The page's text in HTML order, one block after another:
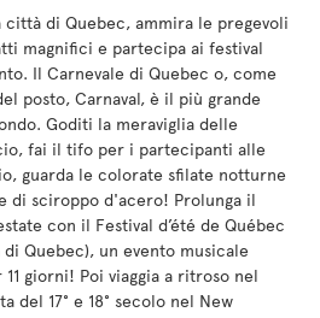
di Quebec, ammira le pregevoli
magnifici e partecipa ai festival
Il Carnevale di Quebec o, come
posto, Carnaval, è il più grande
Goditi la meraviglia delle
fai il tifo per i partecipanti alle
guarda le colorate sfilate notturne
di sciroppo d'acero! Prolunga il
con il Festival d’été de Québec
Quebec), un evento musicale
giorni! Poi viaggia a ritroso nel
del 17° e 18° secolo nel New